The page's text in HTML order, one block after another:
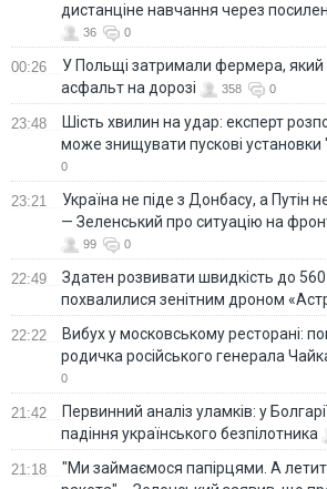
дистанціне навчання через
36 0
00:26
У Польщі затримали фермера, який
асфальт на дорозі
358 0
23:48
Шість хвилин на удар: експерт
може знищувати пускові установки
0
23:21
Україна не піде з Донбасу, а Путін
— Зеленський про ситуацію на
99 0
22:49
Здатен розвивати швидкість до
похвалилися зенітним дроном
22:22
Вибух у московському ресторані:
родичка російського генерала
0
21:42
Первинний аналіз уламків: у
падіння українського безпілотника
21:18
"Ми займаємося папірцями. А